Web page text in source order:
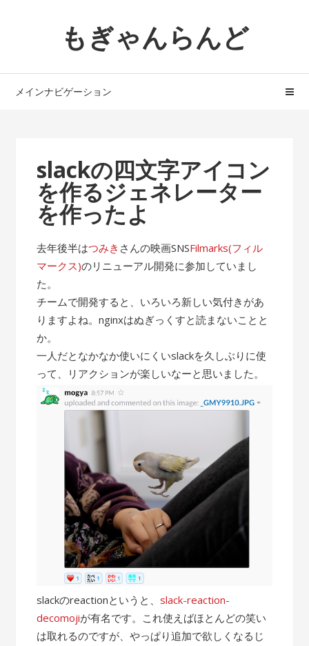
ョ
へ
もぎゃんらんど
メインナビゲーション
slackの四文字アイコン
を作るジェネレーター
を作ったよ
去年後半はつみき さんの映画SNSFilmarks(フィル
マークス)のリニューアル開発に参加していまし
た。
チームで開発すると、いろいろ新しい気付きがあ
りますよね。nginxはぬぎっくすと読まないことと
か。
一人だとなかなか使いにくいslackを久しぶりに使
って、リアクションが楽しいなーと思いました。
slackのreactionというと、slack-reaction-
decomojiが有名です。これ使えばほとんどの笑い
は取れるのですが、やっぱり追加で欲しくなるじ